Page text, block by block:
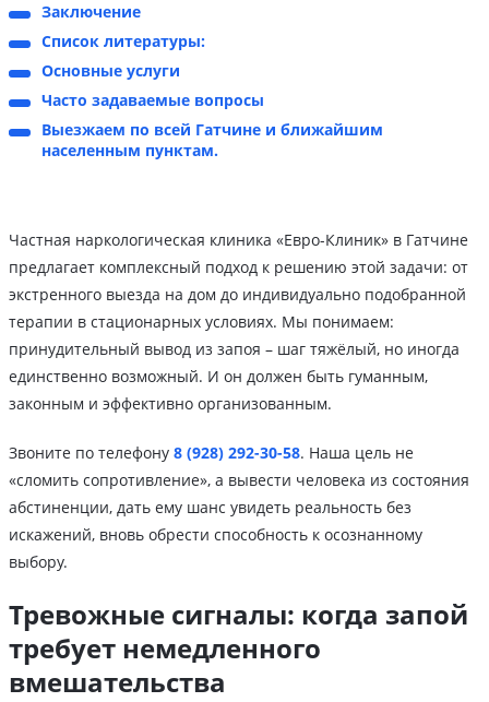
Заключение
Список литературы:
Основные услуги
Часто задаваемые вопросы
Выезжаем по всей Гатчине и ближайшим
населенным пунктам.
Частная наркологическая клиника «Евро-Клиник» в Гатчине
предлагает комплексный подход к решению этой задачи: от
экстренного выезда на дом до индивидуально подобранной
терапии в стационарных условиях. Мы понимаем:
принудительный вывод из запоя – шаг тяжёлый, но иногда
единственно возможный. И он должен быть гуманным,
законным и эффективно организованным.
Звоните по телефону 8 (928) 292-30-58. Наша цель не
«сломить сопротивление», а вывести человека из состояния
абстиненции, дать ему шанс увидеть реальность без
искажений, вновь обрести способность к осознанному
выбору.
Тревожные сигналы: когда запой
требует немедленного
вмешательства